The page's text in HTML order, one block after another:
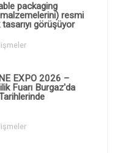
packaging
resmi
görüşüyor
EXPO 2026 –
Fuarı Burgaz'da